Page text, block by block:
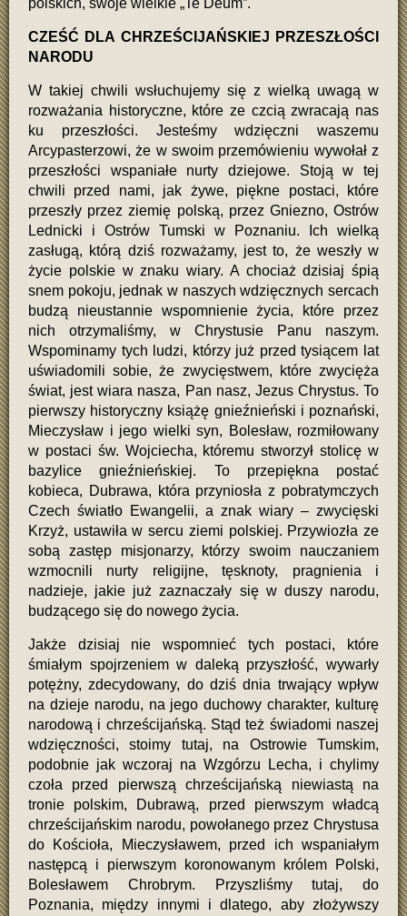
polskich, swoje wielkie „Te Deum”.
CZEŚĆ DLA CHRZEŚCIJAŃSKIEJ PRZESZŁOŚCI
NARODU
W takiej chwili wsłuchujemy się z wielką uwagą w
rozważania historyczne, które ze czcią zwracają nas
ku przeszłości. Jesteśmy wdzięczni waszemu
Arcypasterzowi, że w swoim przemówieniu wywołał z
przeszłości wspaniałe nurty dziejowe. Stoją w tej
chwili przed nami, jak żywe, piękne postaci, które
przeszły przez ziemię polską, przez Gniezno, Ostrów
Lednicki i Ostrów Tumski w Poznaniu. Ich wielką
zasługą, którą dziś rozważamy, jest to, że weszły w
życie polskie w znaku wiary. A chociaż dzisiaj śpią
snem pokoju, jednak w naszych wdzięcznych sercach
budzą nieustannie wspomnienie życia, które przez
nich otrzymaliśmy, w Chrystusie Panu naszym.
Wspominamy tych ludzi, którzy już przed tysiącem lat
uświadomili sobie, że zwycięstwem, które zwycięża
świat, jest wiara nasza, Pan nasz, Jezus Chrystus. To
pierwszy historyczny książę gnieźnieński i poznański,
Mieczysław i jego wielki syn, Bolesław, rozmiłowany
w postaci św. Wojciecha, któremu stworzył stolicę w
bazylice gnieźnieńskiej. To przepiękna postać
kobieca, Dubrawa, która przyniosła z pobratymczych
Czech światło Ewangelii, a znak wiary – zwycięski
Krzyż, ustawiła w sercu ziemi polskiej. Przywiozła ze
sobą zastęp misjonarzy, którzy swoim nauczaniem
wzmocnili nurty religijne, tęsknoty, pragnienia i
nadzieje, jakie już zaznaczały się w duszy narodu,
budzącego się do nowego życia.
Jakże dzisiaj nie wspomnieć tych postaci, które
śmiałym spojrzeniem w daleką przyszłość, wywarły
potężny, zdecydowany, do dziś dnia trwający wpływ
na dzieje narodu, na jego duchowy charakter, kulturę
narodową i chrześcijańską. Stąd też świadomi naszej
wdzięczności, stoimy tutaj, na Ostrowie Tumskim,
podobnie jak wczoraj na Wzgórzu Lecha, i chylimy
czoła przed pierwszą chrześcijańską niewiastą na
tronie polskim, Dubrawą, przed pierwszym władcą
chrześcijańskim narodu, powołanego przez Chrystusa
do Kościoła, Mieczysławem, przed ich wspaniałym
następcą i pierwszym koronowanym królem Polski,
Bolesławem Chrobrym. Przyszliśmy tutaj, do
Poznania, między innymi i dlatego, aby złożywszy